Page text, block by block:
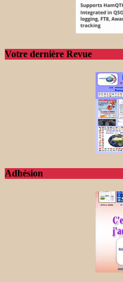
Votre dernière Revue
Adhésion